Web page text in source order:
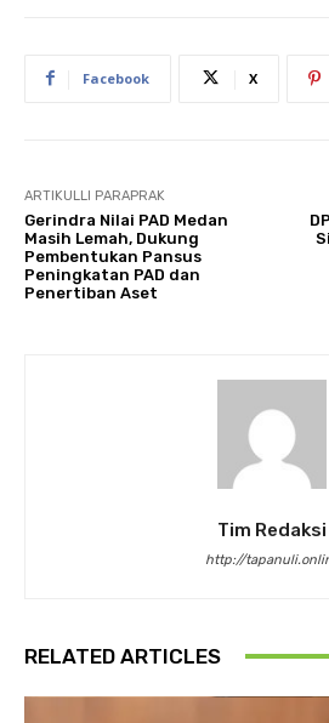
Facebook X
ARTIKULLI PARAPRAK
Gerindra Nilai PAD Medan
Masih Lemah, Dukung
Pembentukan Pansus
Peningkatan PAD dan
Penertiban Aset
Tim Redaksi
http://
RELATED ARTICLES